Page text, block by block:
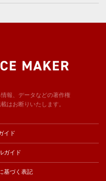
報、データなどの著作権
はお断りいたします。
イド
ガイド
基づく表記